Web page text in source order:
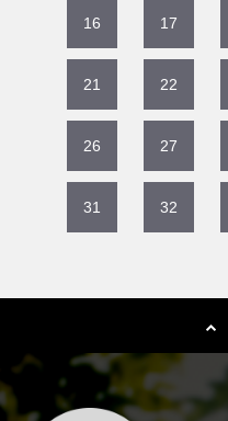
16 17
21 22
26 27
31 32